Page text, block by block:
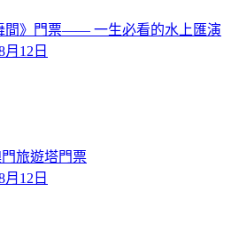
間》門票—— 一生必看的水上匯演
12日
門旅遊塔門票
12日